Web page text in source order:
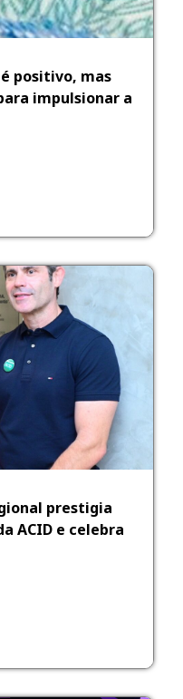
positivo, mas
impulsionar a
prestigia
ACID e celebra